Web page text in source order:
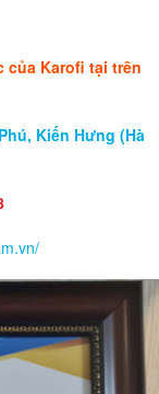
của Karofi tại trên
Kiến Hưng (Hà